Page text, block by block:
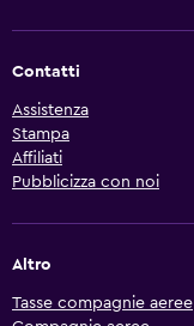
Contatti
Assistenza
Stampa
Affiliati
Pubblicizza con noi
Altro
Tasse compagnie aeree